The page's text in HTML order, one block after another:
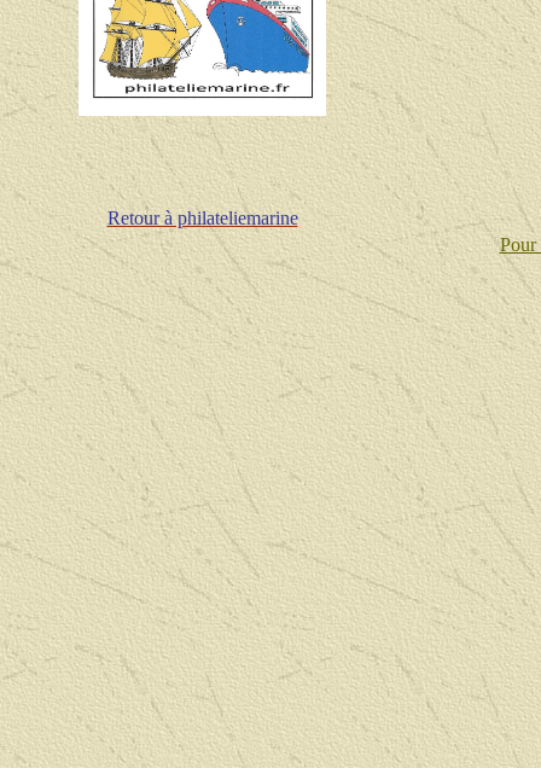
Retour à philateliemarine
Pour